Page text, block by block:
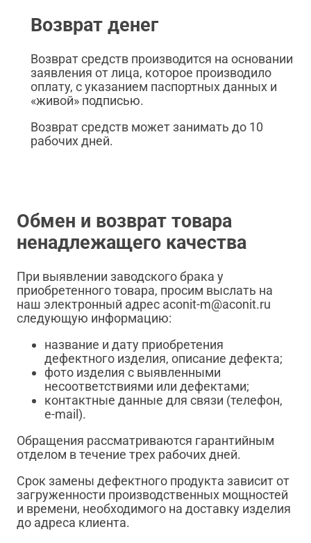
Возврат денег
Возврат средств производится на основании
заявления от лица, которое производило
оплату, с указанием паспортных данных и
«живой» подписью.
Возврат средств может занимать до 10
рабочих дней.
Обмен и возврат товара
ненадлежащего качества
При выявлении заводского брака у
приобретенного товара, просим выслать на
наш электронный адрес aconit-m@aconit.ru
следующую информацию:
название и дату приобретения
дефектного изделия, описание дефекта;
фото изделия с выявленными
несоответствиями или дефектами;
контактные данные для связи (телефон,
e-mail).
Обращения рассматриваются гарантийным
отделом в течение трех рабочих дней.
Срок замены дефектного продукта зависит от
загруженности производственных мощностей
и времени, необходимого на доставку изделия
до адреса клиента.